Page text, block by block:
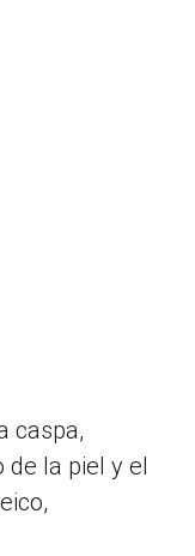
caspa,
de la piel y el